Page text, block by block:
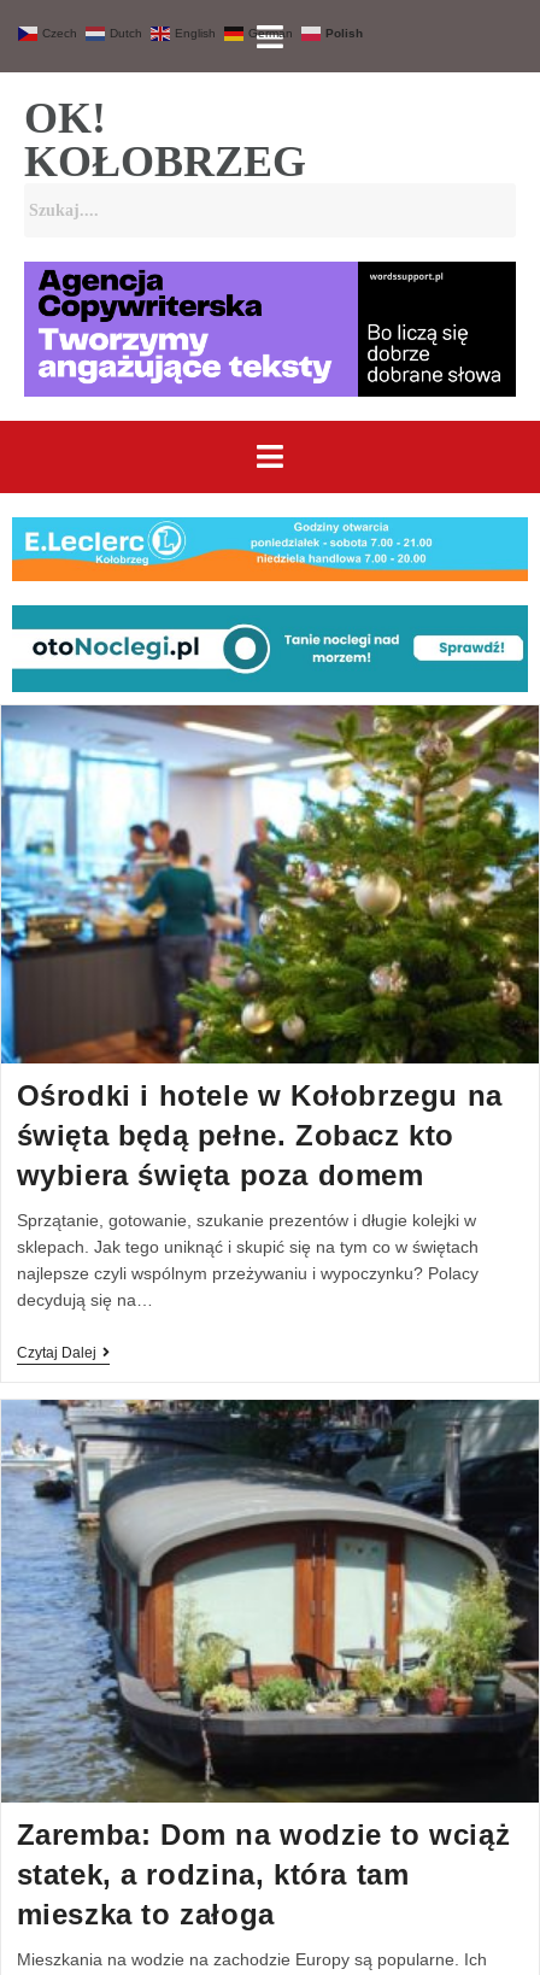
OK!
KOŁOBRZEG
Ośrodki i hotele w Kołobrzegu na
święta będą pełne. Zobacz kto
wybiera święta poza domem
Sprzątanie, gotowanie, szukanie prezentów i długie kolejki w
sklepach. Jak tego uniknąć i skupić się na tym co w świętach
najlepsze czyli wspólnym przeżywaniu i wypoczynku? Polacy
decydują się na…
Czytaj Dalej
Zaremba: Dom na wodzie to wciąż
statek, a rodzina, która tam
mieszka to załoga
Mieszkania na wodzie na zachodzie Europy są popularne. Ich
Czech Dutch English German Polish